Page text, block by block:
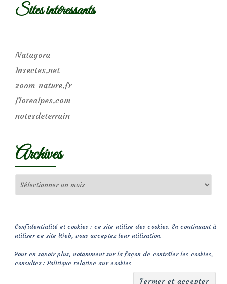
Sites intéressants
Natagora
Insectes.net
zoom-nature.fr
florealpes.com
notesdeterrain
Archives
Confidentialité et cookies : ce site utilise des cookies. En continuant à
utiliser ce site Web, vous acceptez leur utilisation.
Pour en savoir plus, notamment sur la façon de contrôler les cookies,
consultez :Politique relative aux cookies